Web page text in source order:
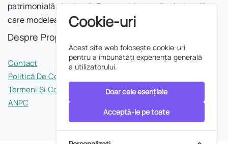
patrimonială și urbană. Este o arhitectură relațională
care modelează orașul ca rețea.
Despre Property INDEX
Contact
Politică De Confidențialitate
Termeni Și Condiții
ANPC
Cookie-uri
Acest site web folosește cookie-uri
pentru a îmbunătăți experiența generală
a utilizatorului.
Doar cele esențiale
Acceptǎ-le pe toate